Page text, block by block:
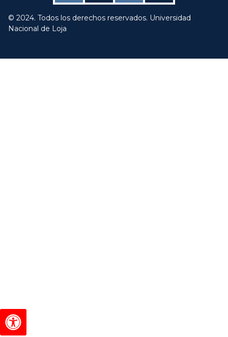
© 2024. Todos los derechos reservados. Universidad
Nacional de Loja